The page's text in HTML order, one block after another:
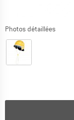
Photos détaillées